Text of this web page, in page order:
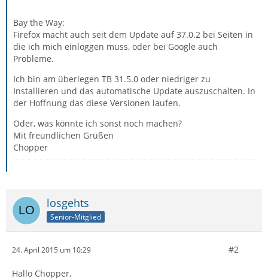
Bay the Way:
Firefox macht auch seit dem Update auf 37.0.2 bei Seiten in
die ich mich einloggen muss, oder bei Google auch
Probleme.
Ich bin am überlegen TB 31.5.0 oder niedriger zu
Installieren und das automatische Update auszuschalten. In
der Hoffnung das diese Versionen laufen.
Oder, was könnte ich sonst noch machen?
Mit freundlichen Grüßen
Chopper
losgehts
Senior-Mitglied
24. April 2015 um 10:29 #2
Hallo Chopper,